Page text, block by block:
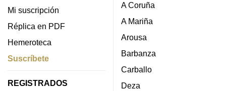
Mi suscripción
Réplica en PDF
Hemeroteca
Suscríbete
REGISTRADOS
A Coruña
A Mariña
Arousa
Barbanza
Carballo
Deza